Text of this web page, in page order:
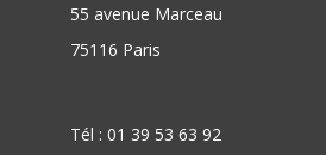
55 avenue Marceau
75116 Paris
Tél : 01 39 53 63 92